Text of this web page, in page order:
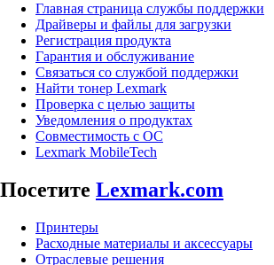
Главная страница службы поддержки
Драйверы и файлы для загрузки
Регистрация продукта
Гарантия и обслуживание
Связаться со службой поддержки
Найти тонер Lexmark
Проверка с целью защиты
Уведомления о продуктах
Совместимость с ОС
Lexmark MobileTech
Посетите Lexmark.com
Принтеры
Расходные материалы и аксессуары
Отраслевые решения